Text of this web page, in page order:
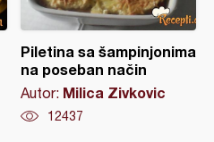
Piletina sa šampinjonima
na poseban način
Autor: Milica Zivkovic
12437